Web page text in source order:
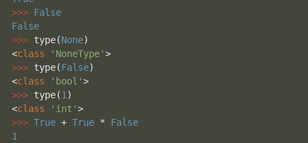
>>> False
False
>>> type(None)
<class 'NoneType'
>>> type(False)
<class 'bool'
>>> type(1 )
<class 'int'
>>> True + True * False
1